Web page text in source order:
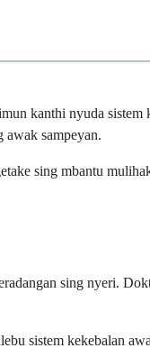
kanthi nyuda
awak sampeyan.
sing mbantu
sing nyeri.
sistem kekebalan